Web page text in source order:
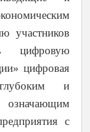
участников
цифровую
цифровая
и
с